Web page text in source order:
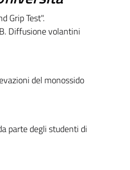
Grip Test".
Diffusione volantini
del monossido
parte degli studenti di